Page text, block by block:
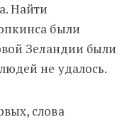
Найти
были
Зеландии были
не удалось.
слова